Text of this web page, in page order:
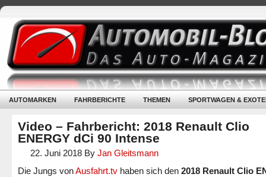
AUTOMARKEN FAHRBERICHTE THEMEN SPORTWAGEN &
Video – Fahrbericht: 2018 Renault Clio
ENERGY dCi 90 Intense
22. Juni 2018 By Jan Gleitsmann
Die Jungs vonAusfahrt.tv haben sich den 2018 Renault Clio